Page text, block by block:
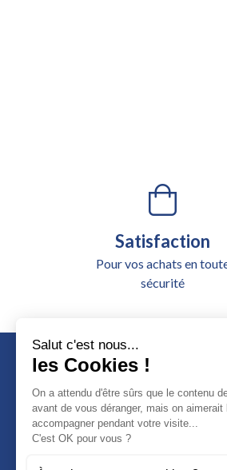
Satisfaction
Pour vos achats en
sécurité
Calle de Colombia
Salut c'est nous...
les Cookies !
On a attendu d'être sûrs que le contenu
avant de vous déranger, mais on aimerait
accompagner pendant votre visite...
C'est OK pour vous ?